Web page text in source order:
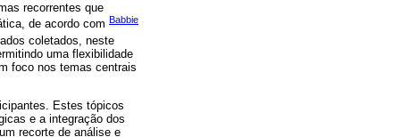
recorrentes que
de acordo com Babbie
coletados, neste
uma flexibilidade
foco nos temas centrais
Estes tópicos
e a integração dos
recorte de análise e